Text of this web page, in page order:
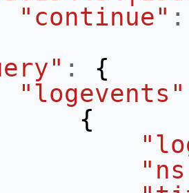
"continue" :
:
{
"logevents"
{